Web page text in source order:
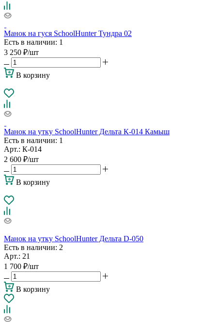
Манок на гуся SchoolHunter Тундра 02
Есть в наличии: 1
3 250 ₽/шт
В корзину
Манок на утку SchoolHunter Дельта К-014 Камыш
Есть в наличии: 1
Арт.: К-014
2 600 ₽/шт
В корзину
Манок на утку SchoolHunter Дельта D-050
Есть в наличии: 2
Арт.: 21
1 700 ₽/шт
В корзину